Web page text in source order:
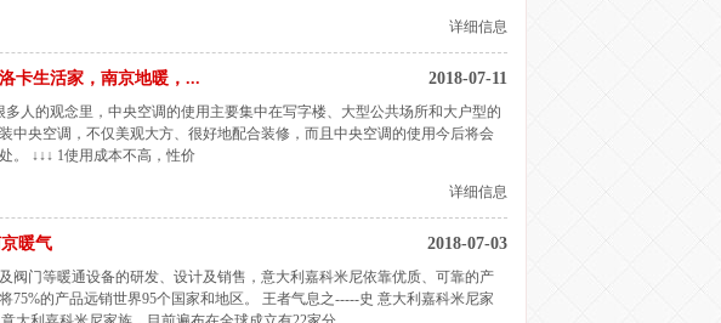
详细信息
2018-07-11
卡生活家，南京地暖，...
人的观念里，中央空调的使用主要集中在写字楼、大型公共场所和大户型的
央空调，不仅美观大方、很好地配合装修，而且中央空调的使用今后将会
。 ↓↓↓ 1使用成本不高，性价
详细信息
2018-07-03
暖气
阀门等暖通设备的研发、设计及销售，意大利嘉科米尼依靠优质、可靠的产
的产品远销世界95个国家和地区。 王者气息之-----史 意大利嘉科米尼家